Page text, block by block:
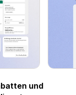
und